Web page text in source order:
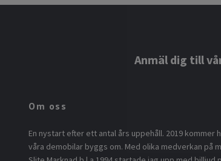
Anmäl dig till
Om oss
En nystart efter ett antal års uppehåll. 2019 kommer
våra demobilar byggs om. Med olika medverkan på